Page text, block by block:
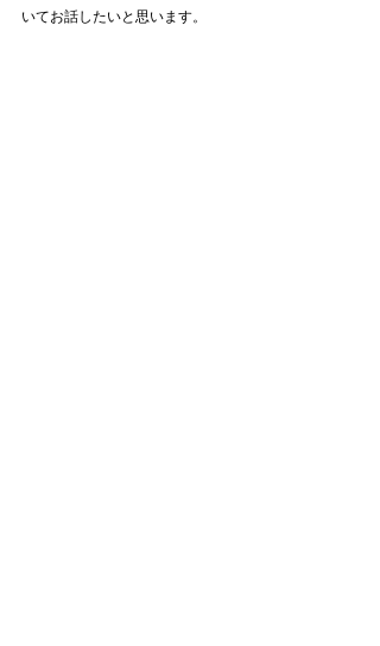
いてお話したいと思います。